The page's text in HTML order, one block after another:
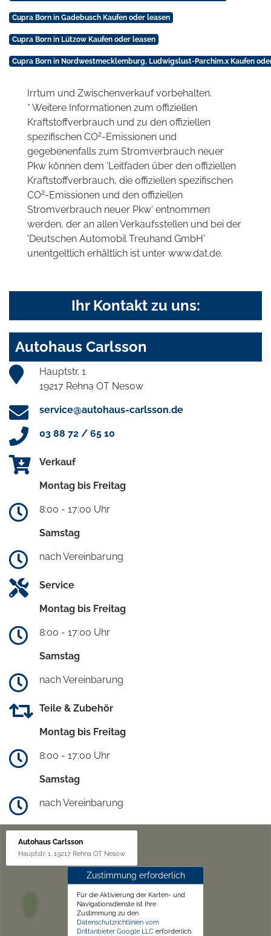
Cupra Born in Gadebusch Kaufen oder leasen
Cupra Born in Lützow Kaufen oder leasen
Cupra Born in Nordwestmecklemburg, Ludwigslust-Parchim,x Kaufen
Irrtum und Zwischenverkauf vorbehalten.
* Weitere Informationen zum offiziellen
Kraftstoffverbrauch und zu den offiziellen
spezifischen CO2-Emissionen und
gegebenenfalls zum Stromverbrauch neuer
Pkw können dem 'Leitfaden über den offiziellen
Kraftstoffverbrauch, die offiziellen spezifischen
CO2-Emissionen und den offiziellen
Stromverbrauch neuer Pkw' entnommen
werden, der an allen Verkaufsstellen und bei der
'Deutschen Automobil Treuhand GmbH'
unentgeltlich erhältlich ist unter www.dat.de.
Ihr Kontakt zu uns:
Autohaus Carlsson
Hauptstr. 1
19217 Rehna OT Nesow
service@autohaus-carlsson.de
03 88 72 / 65 10
Verkauf
Montag bis Freitag
8:00 - 17:00 Uhr
Samstag
nach Vereinbarung
Service
Montag bis Freitag
8:00 - 17:00 Uhr
Samstag
nach Vereinbarung
Teile & Zubehör
Montag bis Freitag
8:00 - 17:00 Uhr
Samstag
nach Vereinbarung
Autohaus Carlsson
Hauptstr. 1, 19217 Rehna OT Nesow
Zustimmung erforderlich
Für die Aktivierung der Karten- und
Navigationsdienste ist Ihre
Zustimmung zu den
Datenschutzrichtlinien vom
Drittanbieter Google LLC erforderlich.